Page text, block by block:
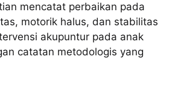
mencatat perbaikan pada
motorik halus, dan stabilitas
akupuntur pada anak
catatan metodologis yang